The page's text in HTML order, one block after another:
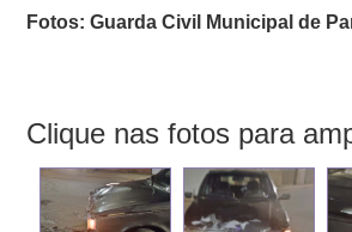
Fotos: Guarda Civil Municipal de
Clique nas fotos para